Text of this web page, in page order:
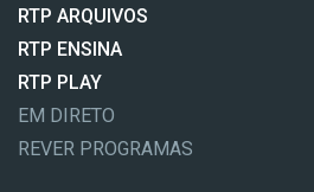
RTP ARQUIVOS
RTP ENSINA
RTP PLAY
EM DIRETO
REVER PROGRAMAS